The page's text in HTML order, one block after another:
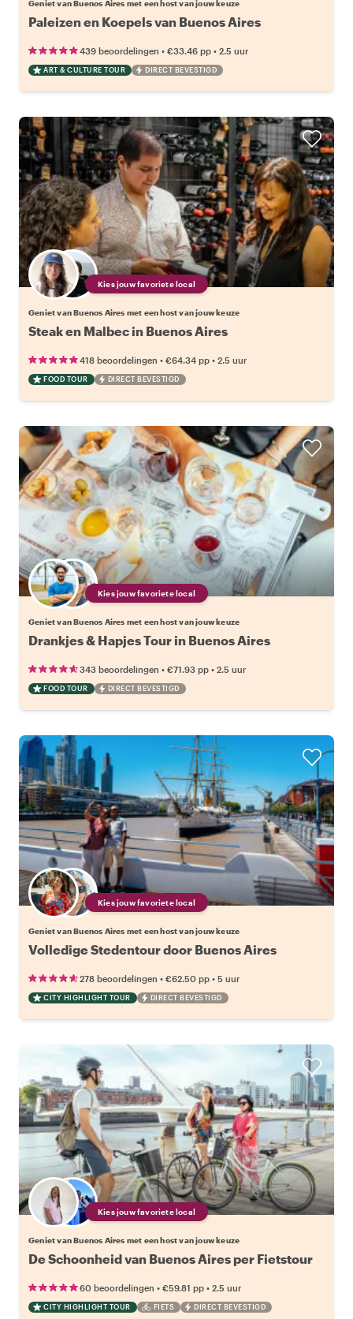
Geniet van Buenos Aires met een host van jouw keuze
Paleizen en Koepels van Buenos Aires
439 beoordelingen • €33.46 pp • 2.5 uur
ART & CULTURE TOUR DIRECT BEVESTIGD
Kies jouw favoriete local
Geniet van Buenos Aires met een host van jouw keuze
Steak en Malbec in Buenos Aires
418 beoordelingen • €64.34 pp • 2.5 uur
FOOD TOUR DIRECT BEVESTIGD
Kies jouw favoriete local
Geniet van Buenos Aires met een host van jouw keuze
Drankjes & Hapjes Tour in Buenos Aires
343 beoordelingen • €71.93 pp • 2.5 uur
FOOD TOUR DIRECT BEVESTIGD
Kies jouw favoriete local
Geniet van Buenos Aires met een host van jouw keuze
Volledige Stedentour door Buenos Aires
278 beoordelingen • €62.50 pp • 5 uur
CITY HIGHLIGHT TOUR DIRECT BEVESTIGD
Kies jouw favoriete local
Geniet van Buenos Aires met een host van jouw keuze
De Schoonheid van Buenos Aires per Fietstour
60 beoordelingen • €59.81 pp • 2.5 uur
CITY HIGHLIGHT TOUR FIETS DIRECT BEVESTIGD